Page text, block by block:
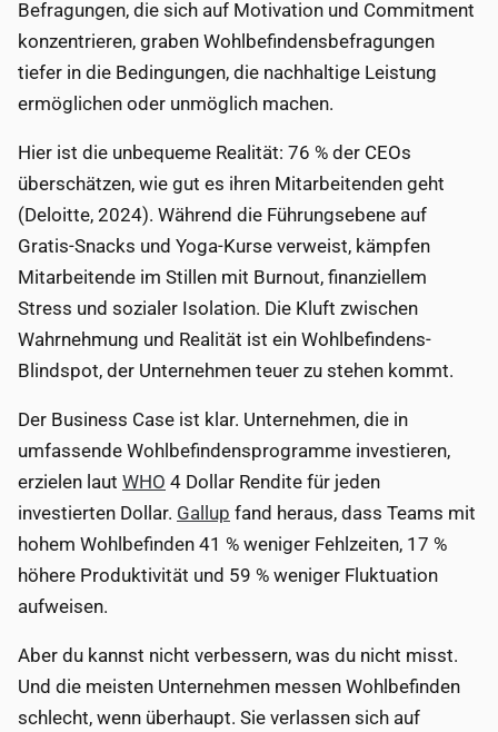
Befragungen, die sich auf Motivation und Commitment
konzentrieren, graben Wohlbefindensbefragungen
tiefer in die Bedingungen, die nachhaltige Leistung
ermöglichen oder unmöglich machen.
Hier ist die unbequeme Realität: 76 % der CEOs
überschätzen, wie gut es ihren Mitarbeitenden geht
(Deloitte, 2024). Während die Führungsebene auf
Gratis-Snacks und Yoga-Kurse verweist, kämpfen
Mitarbeitende im Stillen mit Burnout, finanziellem
Stress und sozialer Isolation. Die Kluft zwischen
Wahrnehmung und Realität ist ein Wohlbefindens-
Blindspot, der Unternehmen teuer zu stehen kommt.
Der Business Case ist klar. Unternehmen, die in
umfassende Wohlbefindensprogramme investieren,
erzielen laut WHO 4 Dollar Rendite für jeden
investierten Dollar. Gallup fand heraus, dass Teams mit
hohem Wohlbefinden 41 % weniger Fehlzeiten, 17 %
höhere Produktivität und 59 % weniger Fluktuation
aufweisen.
Aber du kannst nicht verbessern, was du nicht misst.
Und die meisten Unternehmen messen Wohlbefinden
schlecht, wenn überhaupt. Sie verlassen sich auf